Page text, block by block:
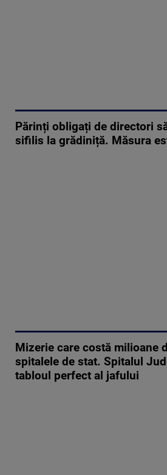
Părinți obligați de directori
sifilis la grădiniță. Măsura
Mizerie care costă milioane
spitalele de stat. Spitalul
tabloul perfect al jafului